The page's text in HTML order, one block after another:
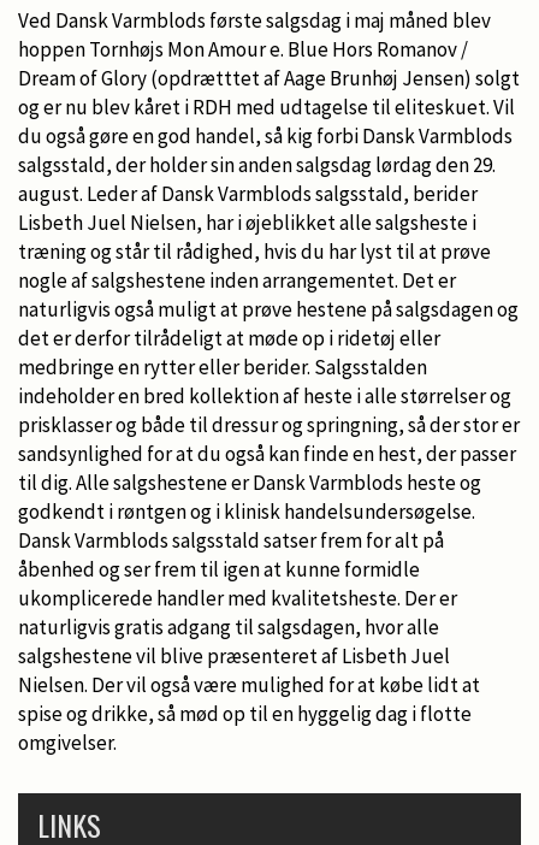
Ved Dansk Varmblods første salgsdag i maj måned blev
hoppen Tornhøjs Mon Amour e. Blue Hors Romanov /
Dream of Glory (opdrætttet af Aage Brunhøj Jensen) solgt
og er nu blev kåret i RDH med udtagelse til eliteskuet. Vil
du også gøre en god handel, så kig forbi Dansk Varmblods
salgsstald, der holder sin anden salgsdag lørdag den 29.
august. Leder af Dansk Varmblods salgsstald, berider
Lisbeth Juel Nielsen, har i øjeblikket alle salgsheste i
træning og står til rådighed, hvis du har lyst til at prøve
nogle af salgshestene inden arrangementet. Det er
naturligvis også muligt at prøve hestene på salgsdagen og
det er derfor tilrådeligt at møde op i ridetøj eller
medbringe en rytter eller berider. Salgsstalden
indeholder en bred kollektion af heste i alle størrelser og
prisklasser og både til dressur og springning, så der stor er
sandsynlighed for at du også kan finde en hest, der passer
til dig. Alle salgshestene er Dansk Varmblods heste og
godkendt i røntgen og i klinisk handelsundersøgelse.
Dansk Varmblods salgsstald satser frem for alt på
åbenhed og ser frem til igen at kunne formidle
ukomplicerede handler med kvalitetsheste. Der er
naturligvis gratis adgang til salgsdagen, hvor alle
salgshestene vil blive præsenteret af Lisbeth Juel
Nielsen. Der vil også være mulighed for at købe lidt at
spise og drikke, så mød op til en hyggelig dag i flotte
omgivelser.
LINKS